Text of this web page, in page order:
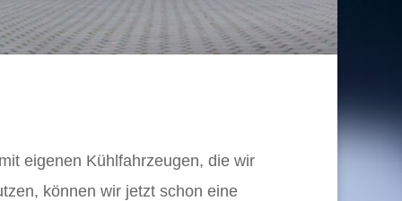
eigenen Kühlfahrzeugen, die wir
können wir jetzt schon eine